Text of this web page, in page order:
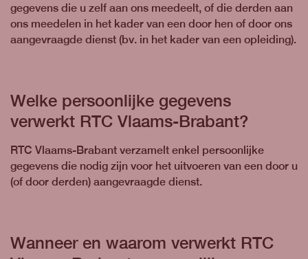
gegevens die u zelf aan ons meedeelt, of die derden aan
ons meedelen in het kader van een door hen of door ons
aangevraagde dienst (bv. in het kader van een opleiding).
Welke persoonlijke gegevens
verwerkt RTC Vlaams-Brabant?
RTC Vlaams-Brabant verzamelt enkel persoonlijke
gegevens die nodig zijn voor het uitvoeren van een door u
(of door derden) aangevraagde dienst.
Wanneer en waarom verwerkt RTC